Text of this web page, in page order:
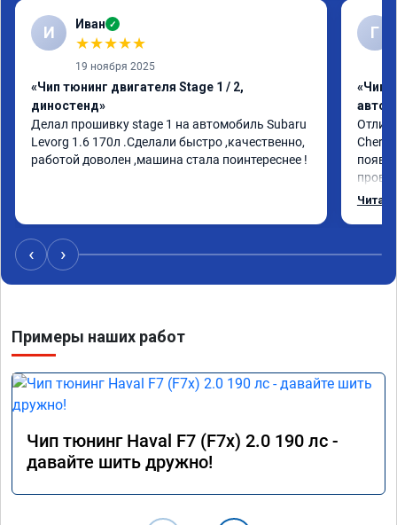
И Иван ✓
★★★★★
19 ноября 2025
«Чип тюнинг двигателя Stage 1 / 2,
диностенд»
Делал прошивку stage 1 на автомобиль Subaru
Levorg 1.6 170л .Сделали быстро ,качественно,
работой доволен ,машина стала поинтереснее !
Г
«Чип
Chery
‹ ›
Примеры наших работ
Чип тюнинг Haval F7 (F7x) 2.0 190 лс -
давайте шить дружно!